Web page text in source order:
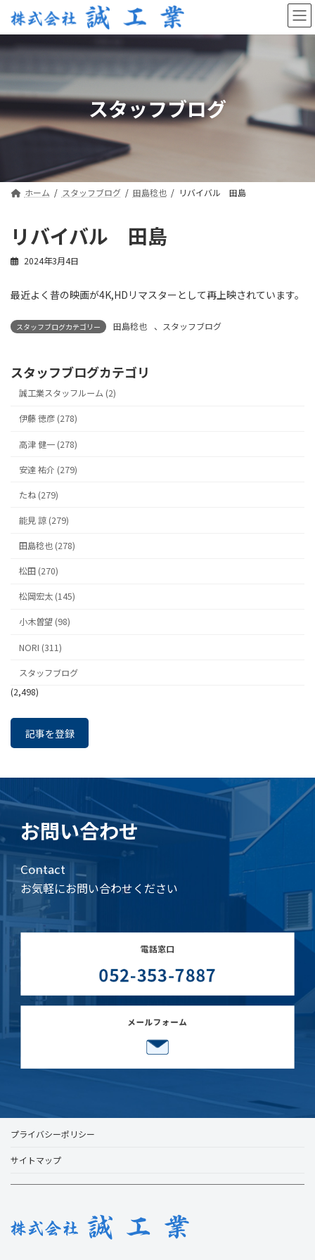
テ
ン
へ
ス
ッ
プ
ゲ
ー
ョ
ン
移
動
スタッフブログ
ホーム スタッフブログ 田島稔也 リバイバル 田島
リバイバル 田島
2024年3月4日
最近よく昔の映画が4K,HDリマスターとして再上映されています。
スタッフブログカテゴリー 田島稔也 、 スタッフブログ
スタッフブログカテゴリ
誠工業スタッフルーム (2)
伊藤 徳彦 (278)
高津 健一 (278)
安達 祐介 (279)
たね (279)
能見 諒 (279)
田島稔也 (278)
松田 (270)
松岡宏太 (145)
小木曽望 (98)
NORI (311)
スタッフブログ
(2,498)
記事を登録
お問い合わせ
Contact
お気軽にお問い合わせください
プライバシーポリシー
サイトマップ